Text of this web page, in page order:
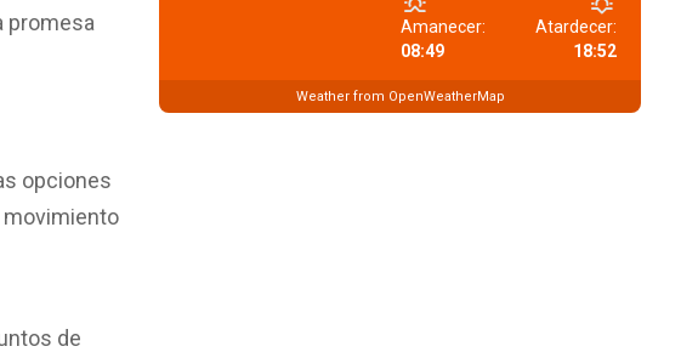
promesa
opciones
movimiento
de
Amanecer:
08:49
Atardecer:
18:52
Weather from OpenWeatherMap